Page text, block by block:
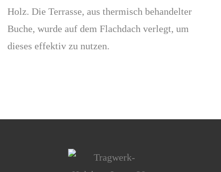
Holz. Die Terrasse, aus thermisch behandelter
Buche, wurde auf dem Flachdach verlegt, um
dieses effektiv zu nutzen.